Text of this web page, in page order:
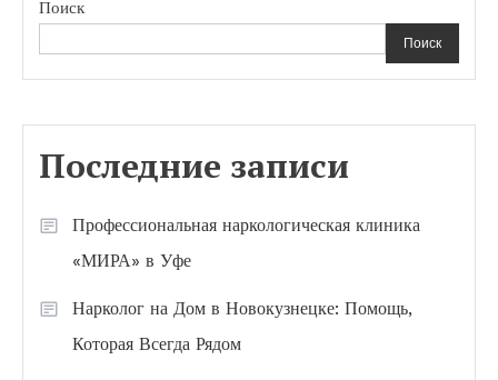
Поиск
Поиск
Последние записи
Профессиональная наркологическая клиника
«МИРА» в Уфе
Нарколог на Дом в Новокузнецке: Помощь,
Которая Всегда Рядом